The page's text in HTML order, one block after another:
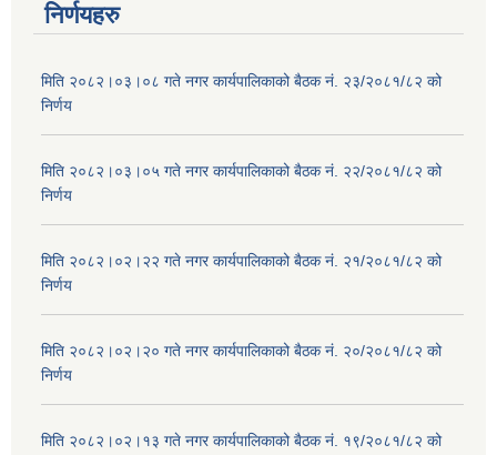
निर्णयहरु
मिति २०८२।०३।०८ गते नगर कार्यपालिकाको बैठक नं. २३/२०८१/८२ को
निर्णय
मिति २०८२।०३।०५ गते नगर कार्यपालिकाको बैठक नं. २२/२०८१/८२ को
निर्णय
मिति २०८२।०२।२२ गते नगर कार्यपालिकाको बैठक नं. २१/२०८१/८२ को
निर्णय
मिति २०८२।०२।२० गते नगर कार्यपालिकाको बैठक नं. २०/२०८१/८२ को
निर्णय
मिति २०८२।०२।१३ गते नगर कार्यपालिकाको बैठक नं. १९/२०८१/८२ को